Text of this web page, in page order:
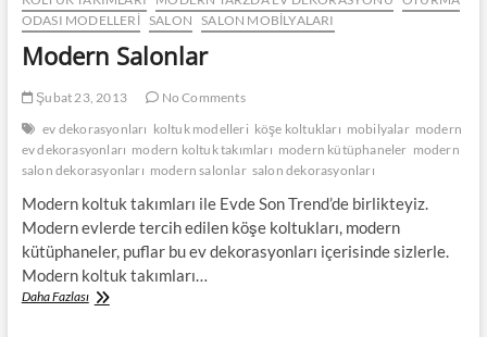
ODASI MODELLERI SALON SALON MOBILYALARI
Modern Salonlar
Şubat 23, 2013
No Comments
ev dekorasyonları koltuk modelleri köşe koltukları mobilyalar modern
ev dekorasyonları modern koltuk takımları modern kütüphaneler modern
salon dekorasyonları modern salonlar salon dekorasyonları
Modern koltuk takımları ile Evde Son Trend’de birlikteyiz.
Modern evlerde tercih edilen köşe koltukları, modern
kütüphaneler, puflar bu ev dekorasyonları içerisinde sizlerle.
Modern koltuk takımları…
Daha FazlasıModern